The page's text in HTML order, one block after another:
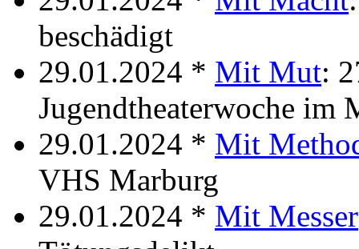
beschädigt
29.01.2024 * Mit Mut:
Jugendtheaterwoche im
29.01.2024 * Mit
VHS Marburg
29.01.2024 * Mit Messer